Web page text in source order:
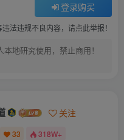
登录购买
法违规不良内容，请点此举报！
地研究使用，禁止商用！
关注
33 318W+